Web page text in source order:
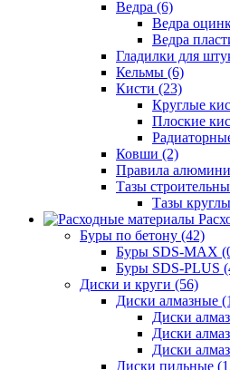
Ведра (6)
Ведра
Ведра
Гладилки для
Кельмы (6)
Кисти (23)
Круглые
Плоские
Ковши (2)
Правила
Тазы
Тазы
Буры по бетону (42)
Буры SDS-MAX
Буры SDS-PLUS
Диски и круги (56)
Диски алмазные
Диски
Диски
Диски
Диски пильные